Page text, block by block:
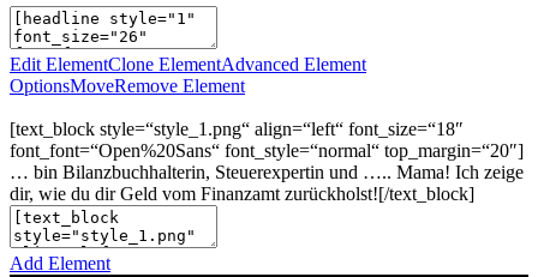
Edit ElementClone ElementAdvanced Element
OptionsMoveRemove Element
[text_block style=“style_1.png“ align=“left“ font_size=“18″
font_font=“Open%20Sans“ font_style=“normal“ top_margin=“20″]
… bin Bilanzbuchhalterin, Steuerexpertin und ….. Mama! Ich zeige
dir, wie du dir Geld vom Finanzamt zurückholst![/text_block]
Add Element